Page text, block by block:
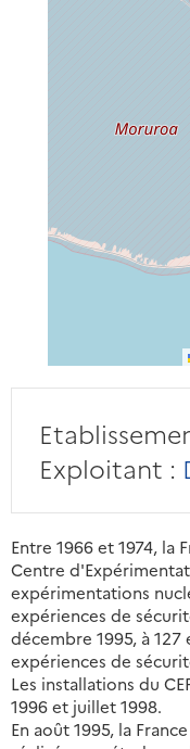
Exploitant :
Entre 1966 et 1974, la
Centre
expérimentations
expériences de
décembre 1995, à 127
expériences de
Les installations du
1996 et juillet 1998.
En août 1995, la